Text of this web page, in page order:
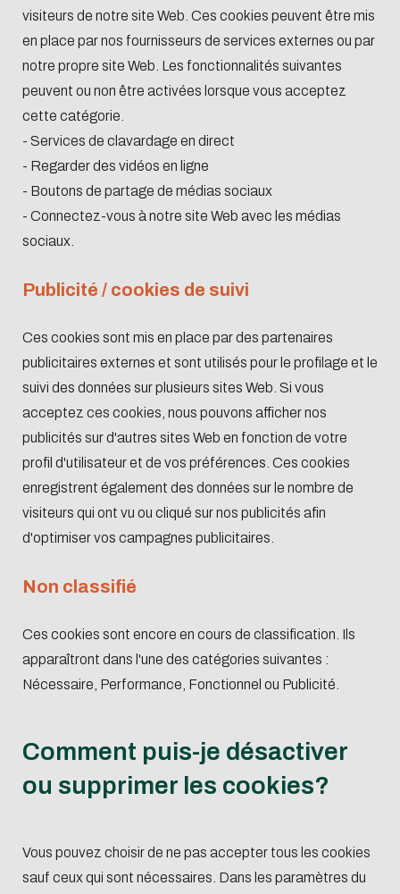
visiteurs de notre site Web. Ces cookies peuvent être mis
en place par nos fournisseurs de services externes ou par
notre propre site Web. Les fonctionnalités suivantes
peuvent ou non être activées lorsque vous acceptez
cette catégorie.
- Services de clavardage en direct
- Regarder des vidéos en ligne
- Boutons de partage de médias sociaux
- Connectez-vous à notre site Web avec les médias
sociaux.
Publicité / cookies de suivi
Ces cookies sont mis en place par des partenaires
publicitaires externes et sont utilisés pour le profilage et le
suivi des données sur plusieurs sites Web. Si vous
acceptez ces cookies, nous pouvons afficher nos
publicités sur d'autres sites Web en fonction de votre
profil d'utilisateur et de vos préférences. Ces cookies
enregistrent également des données sur le nombre de
visiteurs qui ont vu ou cliqué sur nos publicités afin
d'optimiser vos campagnes publicitaires.
Non classifié
Ces cookies sont encore en cours de classification. Ils
apparaîtront dans l'une des catégories suivantes :
Nécessaire, Performance, Fonctionnel ou Publicité.
Comment puis-je désactiver
ou supprimer les cookies?
Vous pouvez choisir de ne pas accepter tous les cookies
sauf ceux qui sont nécessaires. Dans les paramètres du